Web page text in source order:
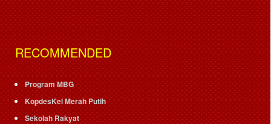
RECOMMENDED
Program MBG
KopdesKel Merah Putih
Sekolah Rakyat